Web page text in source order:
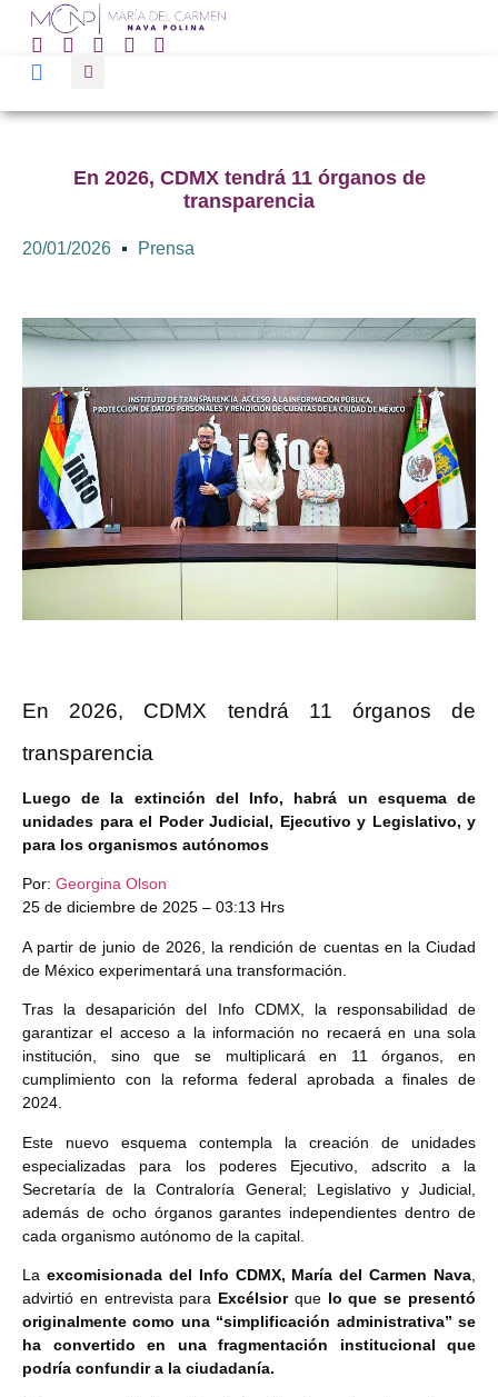
En 2026, CDMX tendrá 11 órganos de
transparencia
20/01/2026 Prensa
En 2026, CDMX tendrá 11 órganos de
transparencia
Luego de la extinción del Info, habrá un esquema de
unidades para el Poder Judicial, Ejecutivo y Legislativo, y
para los organismos autónomos
Por: Georgina Olson
25 de diciembre de 2025 – 03:13 Hrs
A partir de junio de 2026, la rendición de cuentas en la Ciudad
de México experimentará una transformación.
Tras la desaparición del Info CDMX, la responsabilidad de
garantizar el acceso a la información no recaerá en una sola
institución, sino que se multiplicará en 11 órganos, en
cumplimiento con la reforma federal aprobada a finales de
2024.
Este nuevo esquema contempla la creación de unidades
especializadas para los poderes Ejecutivo, adscrito a la
Secretaría de la Contraloría General; Legislativo y Judicial,
además de ocho órganos garantes independientes dentro de
cada organismo autónomo de la capital.
La excomisionada del Info CDMX, María del Carmen Nava
advirtió en entrevista para Excélsiorque lo que se presentó
originalmente como una “simplificación administrativa” se
ha convertido en una fragmentación institucional que
podría confundir a la ciudadanía.